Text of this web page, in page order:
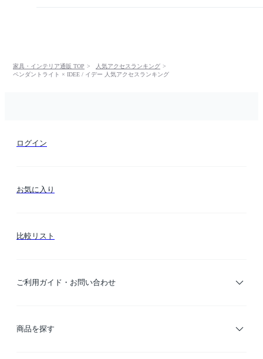
家具・インテリア通販 TOP
人気アクセスランキング
ペンダントライト × IDEE / イデー 人気アクセスランキング
ログイン
お気に入り
比較リスト
ご利用ガイド・お問い合わせ
ご利用ガイド
商品を探す